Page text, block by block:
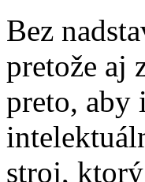
Bez
pretože aj
preto, aby
stroj,